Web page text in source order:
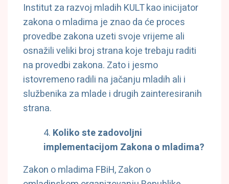
Institut za razvoj mladih KULT kao inicijator
zakona o mladima je znao da će proces
provedbe zakona uzeti svoje vrijeme ali
osnažili veliki broj strana koje trebaju raditi
na provedbi zakona. Zato i jesmo
istovremeno radili na jačanju mladih ali i
službenika za mlade i drugih zainteresiranih
strana.
Koliko ste zadovoljni
implementacijom Zakona o mladima?
Zakon o mladima FBiH, Zakon o